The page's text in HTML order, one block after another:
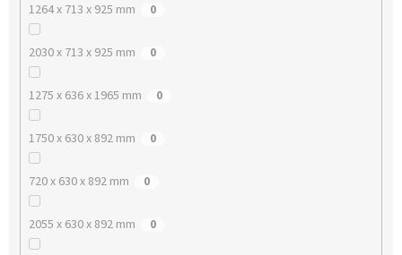
1264 x 713 x 925 mm 0
2030 x 713 x 925 mm 0
1275 x 636 x 1965 mm 0
1750 x 630 x 892 mm 0
720 x 630 x 892 mm 0
2055 x 630 x 892 mm 0